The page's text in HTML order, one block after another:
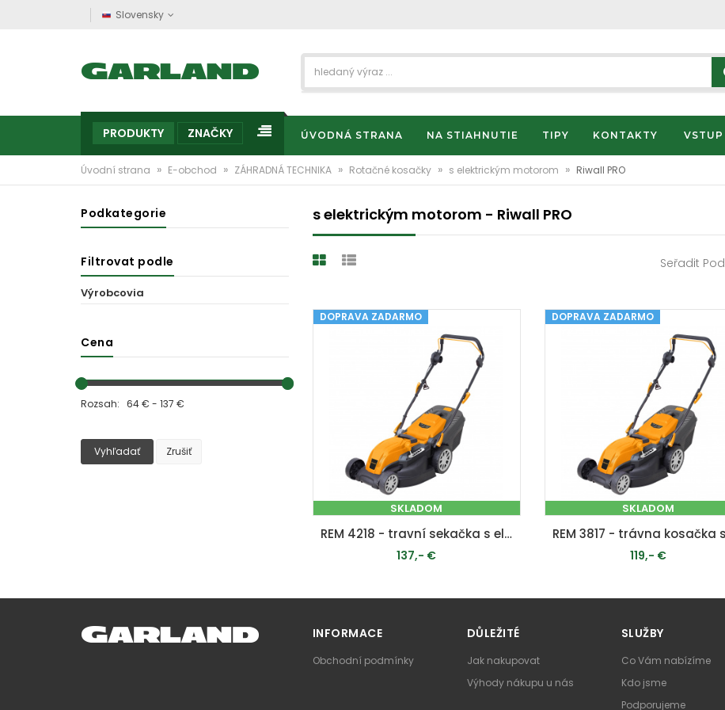
Slovensky
PRODUKTY ZNAČKY ÚVODNÁ STRANA NA STIAHNUTIE TIPY KONTAKTY VSTUP
Úvodní strana » E-obchod » ZÁHRADNÁ TECHNIKA » Rotačné kosačky » s elektrickým motorom » Riwall PRO
s elektrickým motorom - Riwall PRO
Seřadit
DOPRAVA ZADARMO
SKLADOM
REM 4218 - travní sekačka s elektrickým motorem 2 v 1
137,- €
PRIDAŤ DO KOŠÍKA
DOPRAVA ZADARMO
SKLADOM
119,- €
PRIDAŤ DO KOŠÍKA
Podkategorie
Filtrovat podle
Výrobcovia
Cena
Rozsah: 64 € - 137 €
Vyhľadať Zrušiť
INFORMACE
Obchodní podmínky
DŮLEŽITÉ
Jak nakupovat
Výhody nákupu u nás
SLUŽBY
Co Vám nabízíme
Kdo jsme
Podporujeme